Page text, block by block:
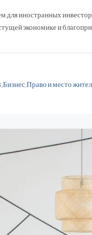
для иностранных
экономике и
Бизнес Право и место